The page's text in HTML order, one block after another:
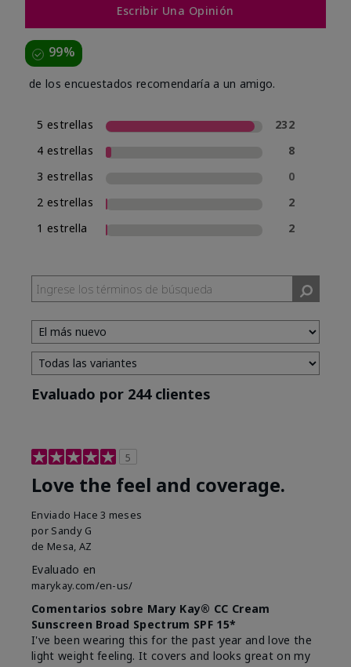
Escribir Una Opinión
99%
de los encuestados recomendaría a un amigo.
5 estrellas
232
4 estrellas
8
3 estrellas
0
2 estrellas
2
1 estrella
2
Evaluado por 244 clientes
5
Love the feel and coverage.
Enviado Hace 3 meses
por Sandy G
de Mesa, AZ
Evaluado en
marykay.com/en-us/
Comentarios sobre Mary Kay® CC Cream
Sunscreen Broad Spectrum SPF 15*
I've been wearing this for the past year and love the
light weight feeling. It covers and looks great on my